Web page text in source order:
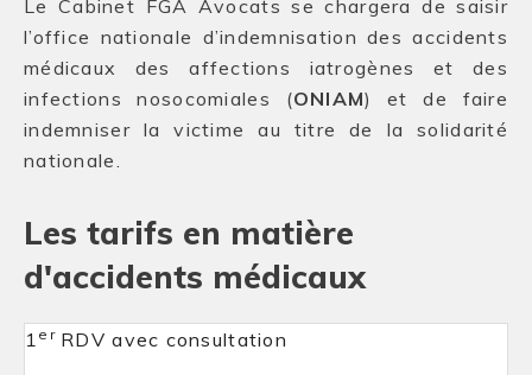
Le Cabinet FGA Avocats se chargera de saisir
l’office nationale d’indemnisation des accidents
médicaux des affections iatrogènes et des
infections nosocomiales (ONIAM) et de faire
indemniser la victime au titre de la solidarité
nationale.
Les tarifs en matière
d'accidents médicaux
1 er RDV avec consultation